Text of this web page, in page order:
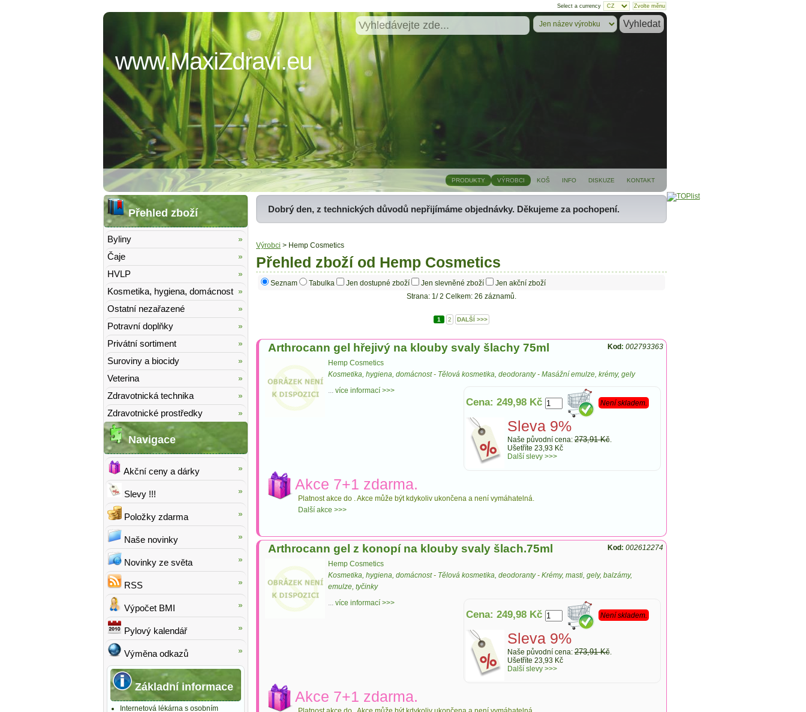
Select a currency
www.MaxiZdravi.eu
PRODUKTY VÝROBCI KOŠ INFO DISKUZE KONTAKT
Dobrý den, z technických důvodů nepřijímáme objednávky. Děkujeme za pochopení.
Výrobci > Hemp Cosmetics
Přehled zboží od Hemp Cosmetics
Seznam Tabulka Jen dostupné zboží Jen slevněné zboží
Jen akční zboží
Strana: 1/ 2 Celkem: 26 záznamů.
1 2 DALŠÍ >>>
Kod : 002793363
Arthrocann gel hřejivý na klouby svaly šlachy 75ml
Hemp Cosmetics
Kosmetika, hygiena, domácnost- Tělová kosmetika, deodoranty- Masážní emulze, krémy, gely
... více informací >>>
Cena: 249,98 Kč Není skladem.
Sleva 9%
Naše původní cena:273,91 Kč.
Ušetříte 23,93 Kč
Další slevy >>>
Akce 7+1 zdarma.
Platnost akce do . Akce může být kdykoliv ukončena a není vymáhatelná.
Další akce >>>
Kod : 002612274
Arthrocann gel z konopí na klouby svaly šlach.75ml
Hemp Cosmetics
Kosmetika, hygiena, domácnost- Tělová kosmetika, deodoranty- Krémy, masti, gely, balzámy,
emulze, tyčinky
... více informací >>>
Cena: 249,98 Kč Není skladem.
Sleva 9%
Naše původní cena:273,91 Kč.
Ušetříte 23,93 Kč
Další slevy >>>
Akce 7+1 zdarma.
Přehled zboží
Byliny
Čaje
HVLP
Kosmetika, hygiena, domácnost
Ostatní nezařazené
Potravní doplňky
Privátní sortiment
Suroviny a biocidy
Veterina
Zdravotnická technika
Zdravotnické prostředky
Navigace
Akční ceny a dárky
Slevy !!!
Položky zdarma
Naše novinky
Novinky ze světa
RSS
Výpočet BMI
Pylový kalendář
Výměna odkazů
Základní informace
Internetová lékárna s osobním